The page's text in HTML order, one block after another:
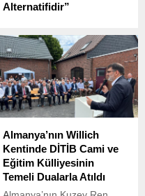
Alternatifidir”
Fidan, İsrail’in İran’a yönelik
gerçekleştirdiği hava
saldırılarının ardından Milli
Savunma Bakanı Yaşar
Güler, Genelkurmay
Başkanı Orgeneral Metin
Teşkilatı (MİT) Başkanı
İbrahim Kalın ile bir araya
geldi. Kritik toplantıda,
saldırıların bölgeye olası
etkileri değerlendirildi.
Almanya’nın Willich
Kentinde DİTİB Cami ve
Eğitim Külliyesinin
Temeli Dualarla Atıldı